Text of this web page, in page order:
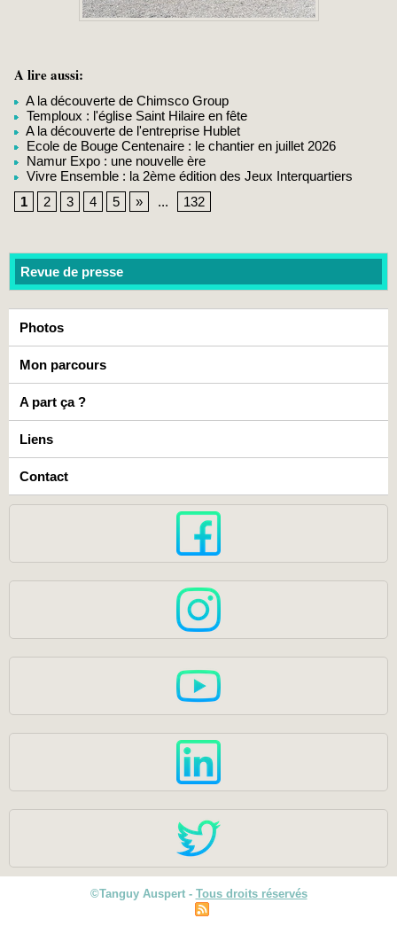
A lire aussi:
A la découverte de Chimsco Group
Temploux : l'église Saint Hilaire en fête
A la découverte de l'entreprise Hublet
Ecole de Bouge Centenaire : le chantier en juillet 2026
Namur Expo : une nouvelle ère
Vivre Ensemble : la 2ème édition des Jeux Interquartiers
1
2 3 4 5 » ... 132
Revue de presse
Photos
Mon parcours
A part ça ?
Liens
Contact
©Tanguy Auspert - Tous droits réservés